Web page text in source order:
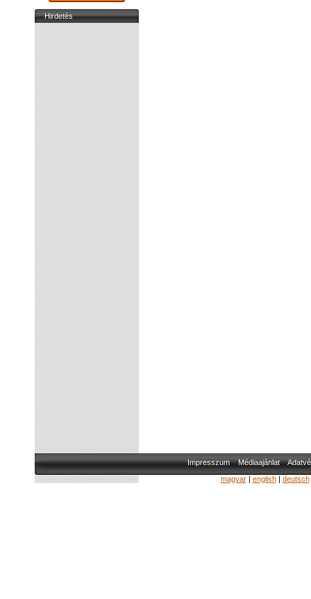
Hirdetés
Impresszum Médiaajánlat
magyar| english| deutsch